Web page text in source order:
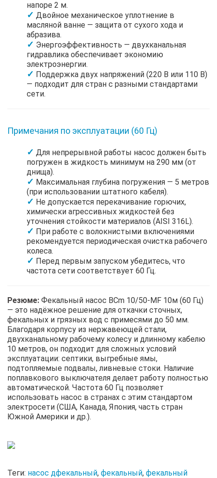
напоре 2 м.
Двойное механическое уплотнение в
масляной ванне — защита от сухого хода и
абразива.
Энергоэффективность — двухканальная
гидравлика обеспечивает экономию
электроэнергии.
Поддержка двух напряжений (220 В или 110 В)
— подходит для стран с разными стандартами
сети.
Примечания по эксплуатации (60 Гц)
Для непрерывной работы насос должен быть
погружен в жидкость минимум на 290 мм (от
днища).
Максимальная глубина погружения — 5 метров
(при использовании штатного кабеля).
Не допускается перекачивание горючих,
химически агрессивных жидкостей без
уточнения стойкости материалов (AISI 316L).
При работе с волокнистыми включениями
рекомендуется периодическая очистка рабочего
колеса.
Перед первым запуском убедитесь, что
частота сети соответствует 60 Гц.
Резюме: Фекальный насос BCm 10/50-MF 10м (60 Гц)
— это надёжное решение для откачки сточных,
фекальных и грязных вод с примесями до 50 мм.
Благодаря корпусу из нержавеющей стали,
двухканальному рабочему колесу и длинному кабелю
10 метров, он подходит для сложных условий
эксплуатации: септики, выгребные ямы,
подтопляемые подвалы, ливневые стоки. Наличие
поплавкового выключателя делает работу полностью
автоматической. Частота 60 Гц позволяет
использовать насос в странах с этим стандартом
электросети (США, Канада, Япония, часть стран
Южной Америки и др.).
Теги: насос дфекальный, фекальный, фекальный